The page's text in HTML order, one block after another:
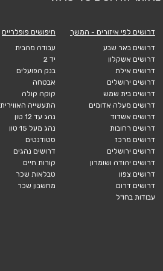
דרושים לפי איזורים - המשך
דרושים באר שבע
דרושים אשקלון
דרושים אילת
דרושים ירושלים
דרושים בית שמש
דרושים מעלה אדומים
דרושים אשדוד
דרושים רחובות
דרושים מרכז
דרושים ירושלים
דרושים יהודה ושומרון
דרושים צפון
דרושים דרום
עבודות בחו"ל
חיפושים פופלריים
עבודה מהבית
יד 2
בנק הפועלים
אבטחה
קוקה קולה
התעשייה האווירית
נהג עד 12 טון
נהג מעל 15 טון
סטודנטים
דרושים נהגים
קורות חיים
טבלאות שכר
מחשבון שכר